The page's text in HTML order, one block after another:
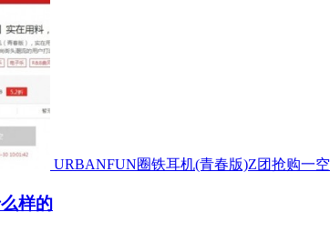
URBANFUN圈铁耳机(青春版)Z团抢购一空
样的